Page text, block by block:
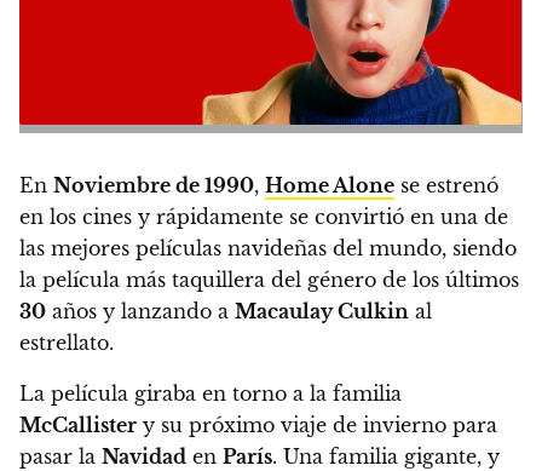
En Noviembre de 1990, Home Alone se estrenó
en los cines y rápidamente se convirtió en una de
las mejores películas navideñas del mundo, siendo
la película más taquillera del género de los últimos
30 años y lanzando a Macaulay Culkin al
estrellato.
La película giraba en torno a la familia
McCallister y su próximo viaje de invierno para
pasar la Navidad en París. Una familia gigante, y